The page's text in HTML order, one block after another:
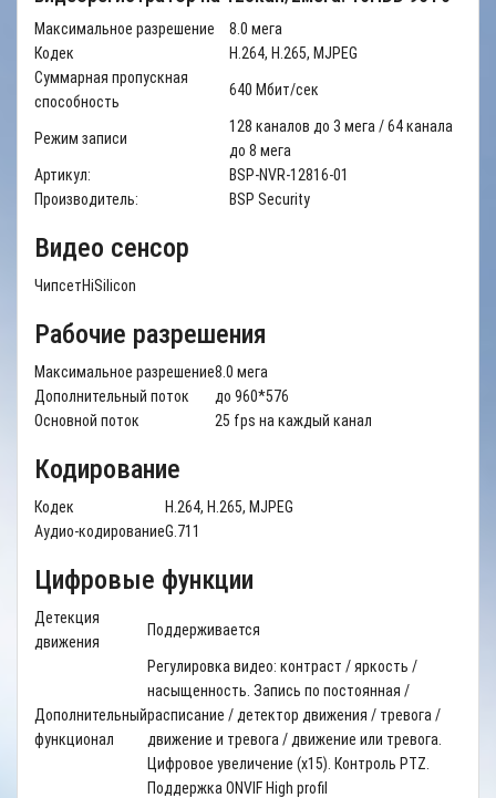
Максимальное разрешение
8.0 мега
Кодек
H.264, H.265, MJPEG
Суммарная пропускная
способность
640 Мбит/сек
Режим записи
128 каналов до 3 мега / 64 канала
до 8 мега
Артикул:
BSP-NVR-12816-01
Производитель:
BSP Security
Видео сенсор
ЧипсетHiSilicon
Рабочие разрешения
Максимальное разрешение8.0 мега
Дополнительный поток
до 960*576
Основной поток
25 fps на каждый канал
Кодирование
Кодек
H.264, H.265, MJPEG
Аудио-кодированиеG.711
Цифровые функции
Детекция
движения
Поддерживается
Дополнительный
функционал
Регулировка видео: контраст / яркость /
насыщенность. Запись по постоянная /
расписание / детектор движения / тревога /
движение и тревога / движение или тревога.
Цифровое увеличение (х15). Контроль PTZ.
Поддержка ONVIF High profil